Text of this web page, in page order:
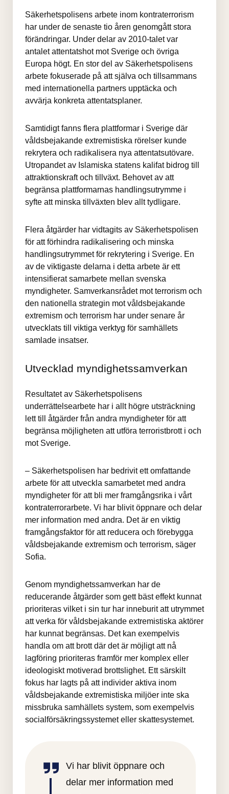
Säkerhetspolisens arbete inom kontraterrorism
har under de senaste tio åren genomgått stora
förändringar. Under delar av 2010-talet var
antalet attentatshot mot Sverige och övriga
Europa högt. En stor del av Säkerhetspolisens
arbete fokuserade på att själva och tillsammans
med internationella partners upptäcka och
avvärja konkreta attentatsplaner.
Samtidigt fanns flera plattformar i Sverige där
våldsbejakande extremistiska rörelser kunde
rekrytera och radikalisera nya attentatsutövare.
Utropandet av Islamiska statens kalifat bidrog till
attraktionskraft och tillväxt. Behovet av att
begränsa plattformarnas handlingsutrymme i
syfte att minska tillväxten blev allt tydligare.
Flera åtgärder har vidtagits av Säkerhetspolisen
för att förhindra radikalisering och minska
handlingsutrymmet för rekrytering i Sverige. En
av de viktigaste delarna i detta arbete är ett
intensifierat samarbete mellan svenska
myndigheter. Samverkansrådet mot terrorism och
den nationella strategin mot våldsbejakande
extremism och terrorism har under senare år
utvecklats till viktiga verktyg för samhällets
samlade insatser.
Utvecklad myndighetssamverkan
Resultatet av Säkerhetspolisens
underrättelsearbete har i allt högre utsträckning
lett till åtgärder från andra myndigheter för att
begränsa möjligheten att utföra terroristbrott i och
mot Sverige.
– Säkerhetspolisen har bedrivit ett omfattande
arbete för att utveckla samarbetet med andra
myndigheter för att bli mer framgångsrika i vårt
kontraterrorarbete. Vi har blivit öppnare och delar
mer information med andra. Det är en viktig
framgångsfaktor för att reducera och förebygga
våldsbejakande extremism och terrorism, säger
Sofia.
Genom myndighetssamverkan har de
reducerande åtgärder som gett bäst effekt kunnat
prioriteras vilket i sin tur har inneburit att utrymmet
att verka för våldsbejakande extremistiska aktörer
har kunnat begränsas. Det kan exempelvis
handla om att brott där det är möjligt att nå
lagföring prioriteras framför mer komplex eller
ideologiskt motiverad brottslighet. Ett särskilt
fokus har lagts på att individer aktiva inom
våldsbejakande extremistiska miljöer inte ska
missbruka samhällets system, som exempelvis
socialförsäkringssystemet eller skattesystemet.
Vi har blivit öppnare och
delar mer information med